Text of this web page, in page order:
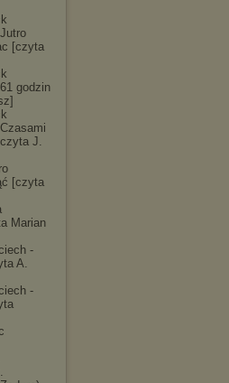
[czyta
godzin
J.
[czyta
Marian
-
A.
-
.